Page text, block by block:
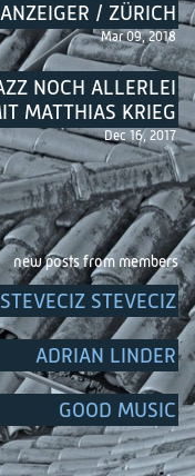
/ ZÜRICH
Mar 09, 2018
NOCH ALLERLEI
MATTHIAS KRIEG
Dec 16, 2017
new posts from members
STEVECIZ STEVECIZ
ADRIAN LINDER
GOOD MUSIC